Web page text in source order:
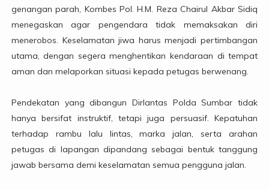
genangan parah, Kombes Pol. H.M. Reza Chairul Akbar Sidiq
menegaskan agar pengendara tidak memaksakan diri
menerobos. Keselamatan jiwa harus menjadi pertimbangan
utama, dengan segera menghentikan kendaraan di tempat
aman dan melaporkan situasi kepada petugas berwenang.
Pendekatan yang dibangun Dirlantas Polda Sumbar tidak
hanya bersifat instruktif, tetapi juga persuasif. Kepatuhan
terhadap rambu lalu lintas, marka jalan, serta arahan
petugas di lapangan dipandang sebagai bentuk tanggung
jawab bersama demi keselamatan semua pengguna jalan.